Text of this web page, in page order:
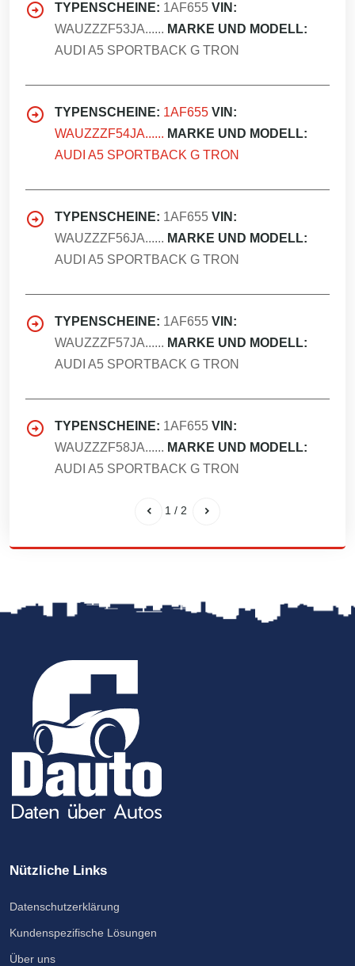
TYPENSCHEINE: 1AF655 VIN:
WAUZZZF53JA...... MARKE UND MODELL:
AUDI A5 SPORTBACK G TRON
TYPENSCHEINE: 1AF655 VIN:
WAUZZZF54JA...... MARKE UND MODELL:
AUDI A5 SPORTBACK G TRON
TYPENSCHEINE: 1AF655 VIN:
WAUZZZF56JA...... MARKE UND MODELL:
AUDI A5 SPORTBACK G TRON
TYPENSCHEINE: 1AF655 VIN:
WAUZZZF57JA...... MARKE UND MODELL:
AUDI A5 SPORTBACK G TRON
TYPENSCHEINE: 1AF655 VIN:
WAUZZZF58JA...... MARKE UND MODELL:
AUDI A5 SPORTBACK G TRON
1 / 2
Nützliche Links
Datenschutzerklärung
Kundenspezifische Lösungen
Über uns